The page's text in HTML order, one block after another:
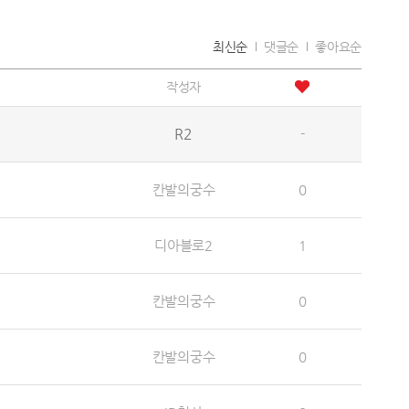
최신순 댓글순 좋아요순
작성자
R2 -
칸발의궁수 0
디아블로2 1
칸발의궁수 0
칸발의궁수 0